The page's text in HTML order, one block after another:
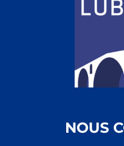
NOUS